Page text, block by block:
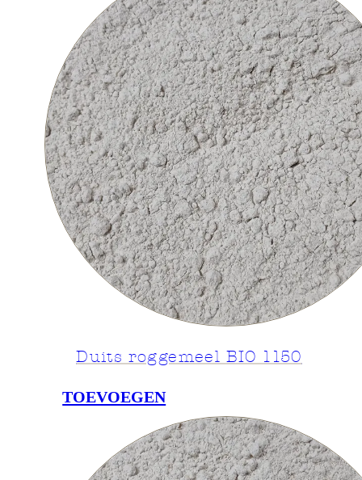
Duits roggemeel BIO 1150
TOEVOEGEN